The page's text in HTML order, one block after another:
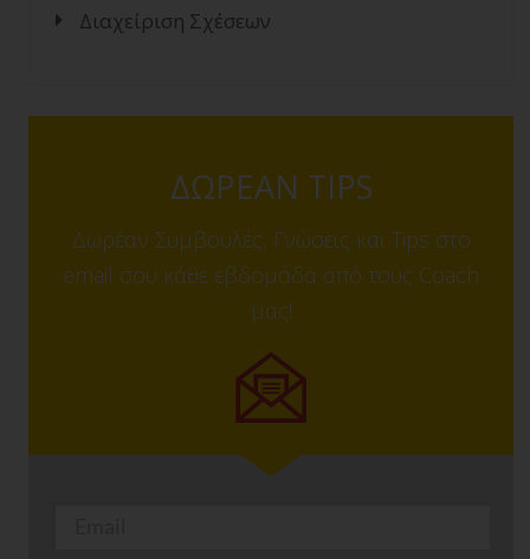
Διαχείριση Σχέσεων
ΔΩΡΕΑΝ TIPS
Δωρέαν Συμβουλές, Γνώσεις και Tips στο
email σου κάθε εβδομάδα από τους Coach
μας!